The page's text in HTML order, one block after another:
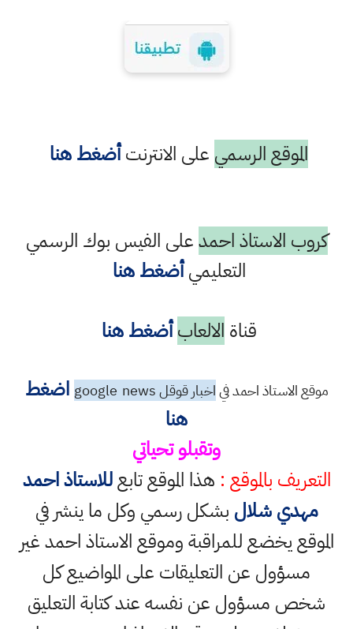
الموقع الرسمي على الانترنتأضغط هنا
كروب الاستاذ احمدعلى الفيس بوك الرسمي
التعليميأضغط هنا
قناة الالعاب أضغط هنا
موقع الاستاذ احمد فياخبار قوقل googlenews
اضغط
هنا
وتقبلو تحياتي
التعريف بالموقع : هذا الموقع تابعللاستاذ احمد
مهدي شلال بشكل رسمي وكل ما ينشر في
الموقع يخضع للمراقبة وموقع الاستاذ احمد غير
مسؤول عن التعليقات على المواضيع كل
شخص مسؤول عن نفسه عند كتابة التعليق